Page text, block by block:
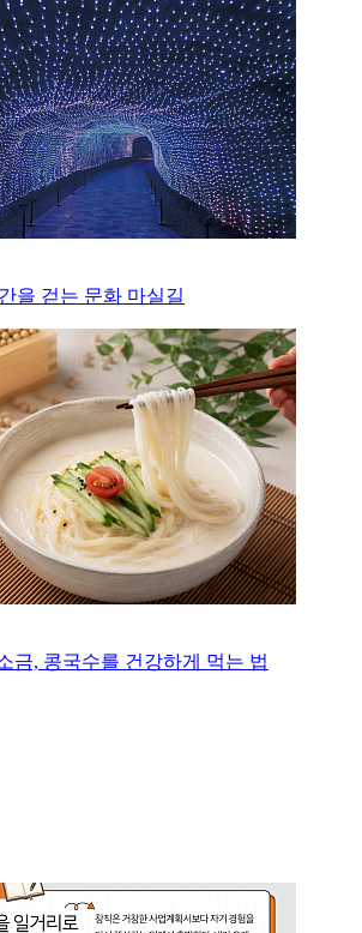
을 걷는 문화 마실길
금, 콩국수를 건강하게 먹는 법